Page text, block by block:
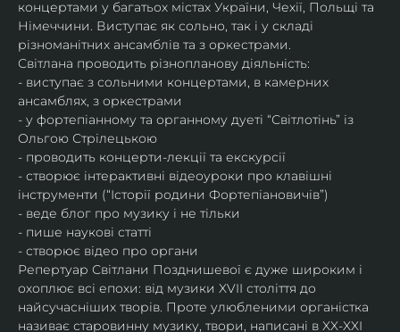
концертами у багатьох містах України, Чехії, Польщі та
Німеччини. Виступає як сольно, так і у складі
різноманітних ансамблів та з оркестрами.​
Світлана проводить різнопланову діяльність:
- виступає з сольними концертами, в камерних
ансамблях, з оркестрами
- у фортепіанному та органному дуеті “Світлотінь” із
Ольгою Стрілецькою
- проводить концерти-лекції та екскурсії
- створює інтерактивні відеоуроки про клавішні
інструменти (“Історії родини Фортепіановичів”)
- веде блог про музику і не тільки
- пише наукові статті
- створює відео про органи
Репертуар Світлани Позднишевої є дуже широким і
охоплює всі епохи: від музики XVII століття до
найсучасніших творів. Проте улюбленими органістка
називає старовинну музику, твори, написані в XX-XXI